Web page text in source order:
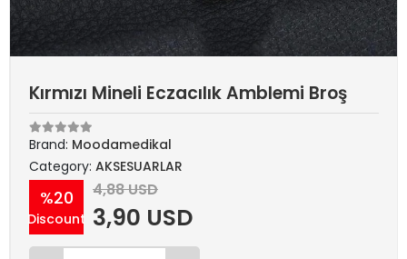
Kırmızı Mineli Eczacılık Amblemi Broş
Brand: Moodamedikal
Category: AKSESUARLAR
%20
Discount
4,88 USD
3,90 USD